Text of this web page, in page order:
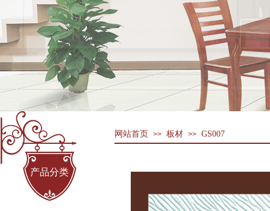
网站首页 >> 板材 >> GS007
产品分类